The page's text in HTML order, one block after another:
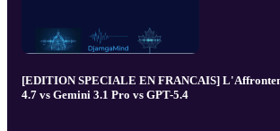
[EDITION SPECIALE EN FRANCAIS]
4.7 vs Gemini 3.1 Pro vs GPT-5.4